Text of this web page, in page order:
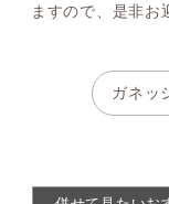
ますので、是非お
ガネッ